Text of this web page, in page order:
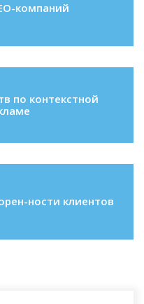
компаний
по контекстной
ности клиентов